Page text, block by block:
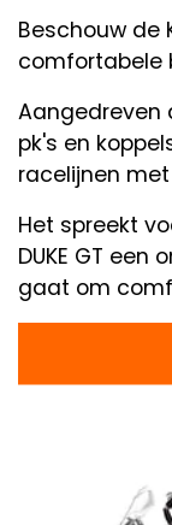
Beschouw de
comfortabele
Aangedreven
pk's en
racelijnen
Het spreekt
DUKE GT
gaat om